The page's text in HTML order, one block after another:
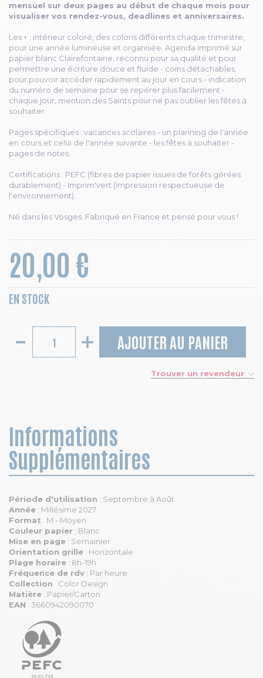
mensuel sur deux pages au début de chaque mois pour
visualiser vos rendez-vous, deadlines et anniversaires.
Les + : intérieur coloré, des coloris différents chaque trimestre,
pour une année lumineuse et organisée. Agenda imprimé sur
papier blanc Clairefontaine, reconnu pour sa qualité et pour
permettre une écriture douce et fluide - coins détachables,
pour pouvoir accéder rapidement au jour en cours - indication
du numéro de semaine pour se repérer plus facilement -
chaque jour, mention des Saints pour ne pas oublier les fêtes à
souhaiter.
Pages spécifiques : vacances scolaires - un planning de l'année
en cours et celui de l'année suivante - les fêtes à souhaiter -
pages de notes.
Certifications : PEFC (fibres de papier issues de forêts gérées
durablement) - Imprim'vert (impression respectueuse de
l'environnement).
Né dans les Vosges. Fabriqué en France et pensé pour vous !
20,00 €
EN STOCK
AJOUTER AU PANIER
Trouver un revendeur
Informations
Supplémentaires
Période d'utilisation : Septembre à Août
Année : Millésime 2027
Format : M - Moyen
Couleur papier : Blanc
Mise en page : Semainier
Orientation grille : Horizontale
Plage horaire : 8h-19h
Fréquence de rdv : Par heure
Collection : Color Design
Matière : Papier/Carton
EAN : 3660942090070